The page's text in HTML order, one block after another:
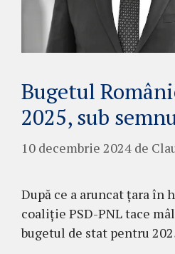
Bugetul
2025, sub
10 decembrie 2024 de
După ce a aruncat țara în
coaliţie PSD-PNL tace
bugetul de stat pentru